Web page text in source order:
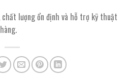
lượng ổn định và hỗ trợ kỹ thuật